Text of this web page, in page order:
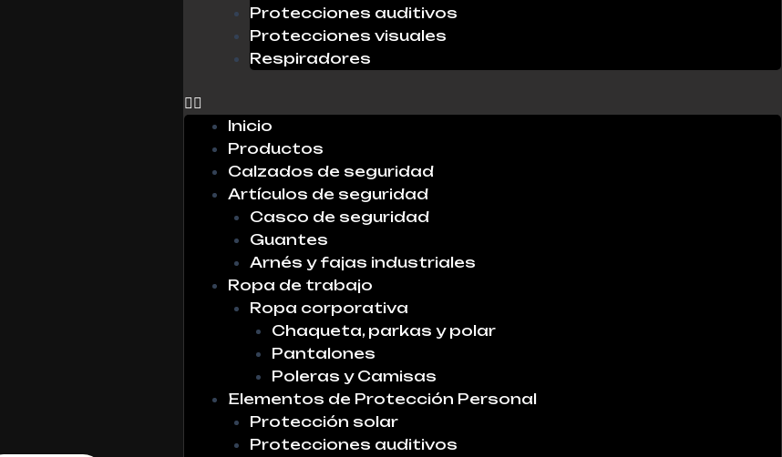
Protecciones auditivos
Protecciones visuales
Respiradores
Inicio
Productos
Calzados de seguridad
Artículos de seguridad
Casco de seguridad
Guantes
Arnés y fajas industriales
Ropa de trabajo
Ropa corporativa
Chaqueta, parkas y polar
Pantalones
Poleras y Camisas
Elementos de Protección Personal
Protección solar
Protecciones auditivos